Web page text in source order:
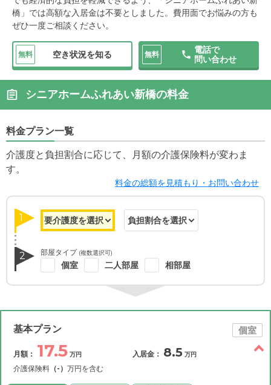
橋」では高額な入居金は不要としました。費用面でお悩みの方も
ぜひ一度ご相談ください。
無料 空き状況を知る 無料
電話で
問い合わせ
シニアホームふれあい新橋の料金
料金プラン一覧
介護度と負担割合に応じて、月額の介護保険料が変わま
す。
料金の総額を見積もり・お問い合わせ
1
2 部屋タイプ (複数選択可)
個室 二人部屋 相部屋
基本プラン 個室
月額： 17.5 万円
介護保険料 （-） 万円を含む
入居金： 8.5 万円